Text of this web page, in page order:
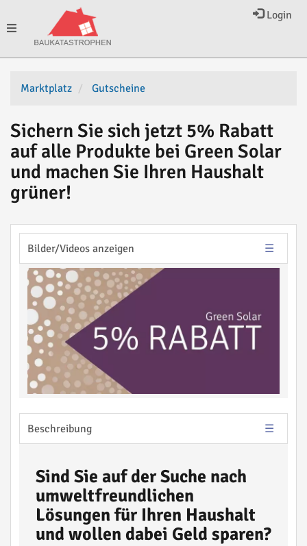
Login
Toggle
navigation
Marktplatz Gutscheine
Sichern Sie sich jetzt 5% Rabatt
auf alle Produkte bei Green Solar
und machen Sie Ihren Haushalt
grüner!
Bilder/Videos anzeigen
Beschreibung
Sind Sie auf der Suche nach
umweltfreundlichen
Lösungen für Ihren Haushalt
und wollen dabei Geld sparen?